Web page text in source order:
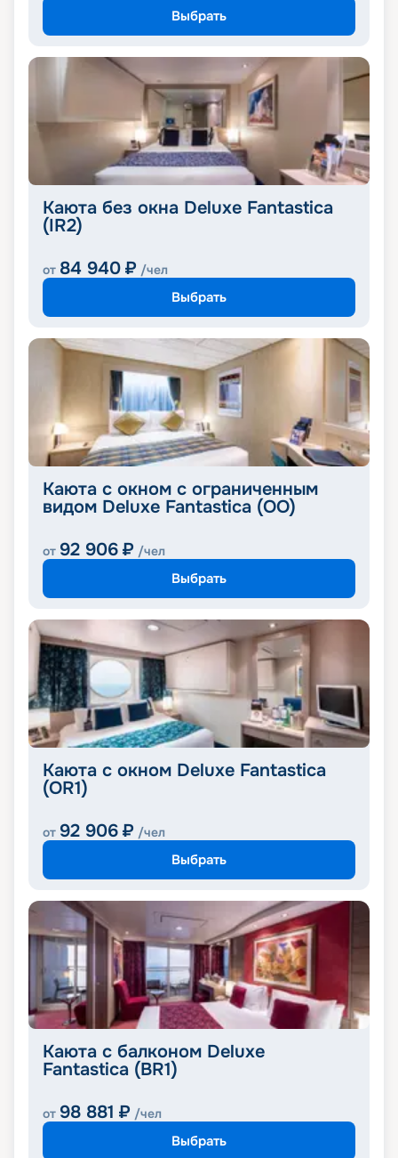
Выбрать
Каюта без окна Deluxe Fantastica
(IR2)
от 84 940 ₽ /чел
Выбрать
Каюта с окном с ограниченным
видом Deluxe Fantastica (OO)
от 92 906 ₽ /чел
Выбрать
Каюта с окном Deluxe Fantastica
(OR1)
от 92 906 ₽ /чел
Выбрать
Каюта с балконом Deluxe
Fantastica (BR1)
от 98 881 ₽ /чел
Выбрать